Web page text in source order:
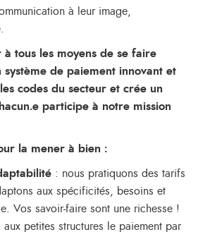
à leur image,
tous les moyens de se faire
de paiement innovant et
codes du secteur et crée un
participe à notre mission
la mener à bien :
: nous pratiquons des tarifs
aux spécificités, besoins et
Vos savoir-faire sont une richesse !
petites structures le paiement par